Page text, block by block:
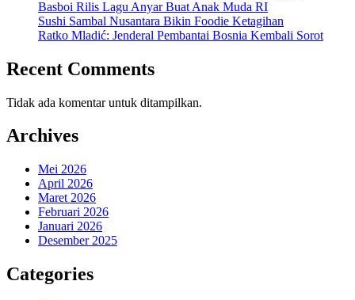
Basboi Rilis Lagu Anyar Buat Anak Muda RI
Sushi Sambal Nusantara Bikin Foodie Ketagihan
Ratko Mladić: Jenderal Pembantai Bosnia Kembali Sorot
Recent Comments
Tidak ada komentar untuk ditampilkan.
Archives
Mei 2026
April 2026
Maret 2026
Februari 2026
Januari 2026
Desember 2025
Categories